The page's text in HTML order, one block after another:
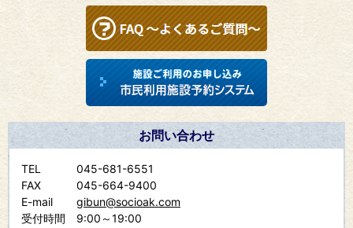
お問い合わせ
TEL
045-681-6551
FAX
045-664-9400
E-mail
gibun@socioak.com
受付時間
9:00～19:00